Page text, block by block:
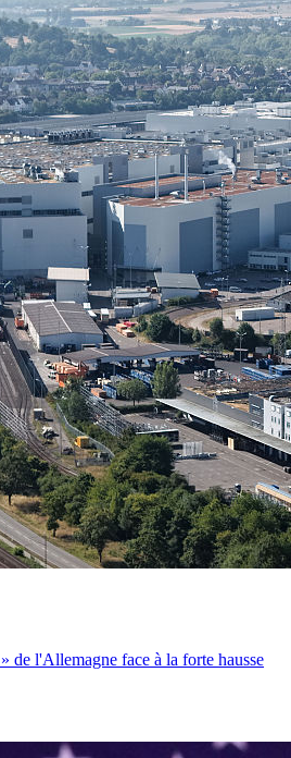
de l'Allemagne face à la forte hausse